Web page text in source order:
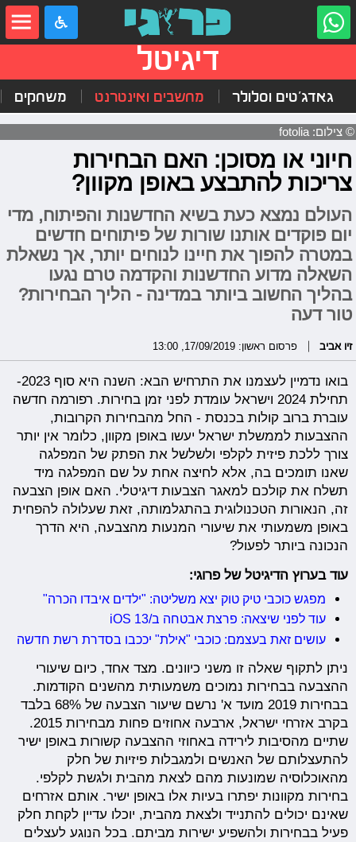
דיגיטל
גאדג'טים וסלולר מחשבים ואינטרנט משחקים
© צילום: fotolia
חיוני או מסוכן: האם הבחירות
צריכות להתבצע באופן מקוון?
העולם נמצא כעת בשיא החדשנות והפיתוח, מדי
יום פוקדים אותנו שורות של פיתוחים חדשים
במטרה להפוך את חיינו לנוחים יותר, אך נשאלת
השאלה מדוע החדשנות והקדמה טרם נגעו
בהליך החשוב ביותר במדינה - הליך הבחירות?
טור דעה
זיו אביב פרסום ראשון: 17/09/2019, 13:00
בואו נדמיין לעצמנו את התרחיש הבא: השנה היא סוף 2023-
תחילת 2024 וישראל עומדת לפני זמן בחירות. רפורמה חדשה
עוברת ברוב קולות בכנסת - החל מהבחירות הקרובות,
ההצבעות לממשלת ישראל יעשו באופן מקוון, כלומר אין יותר
צורך ללכת פיזית לקלפי ולשלשל את הפתק של המפלגה
שאנו תומכים בה, אלא לחיצה אחת על שם המפלגה מיד
תשלח את קולכם למאגר הצבעות דיגיטלי. האם אופן הצבעה
זה, הנאורות הטכנולוגית בהתגלמותה, זאת שעלולה להפחית
באופן משמעותי את שיעורי המנעות מהצבעה, היא הדרך
הנכונה ביותר לפעול?
עוד בערוץ הדיגיטל של פרוגי:
מפגש כוכבי טיק טוק יצא משליטה: "ילדים איבדו הכרה"
עוד לפני שיצאה: פרצת אבטחה ב/iOS 13
עושים זאת בעצמם: כוכבי "אילת" יככבו בסדרת רשת חדשה
ניתן לתקוף שאלה זו משני כיוונים. מצד אחד, כיום שיעורי
ההצבעה בבחירות נמוכים משמעותית מהשנים הקודמות.
בבחירות 2019 מועד א' נרשם שיעור הצבעה של 68% בלבד
בקרב אזרחי ישראל, ארבעה אחוזים פחות מבחירות 2015.
שתיים מהסיבות לירידה באחוזי ההצבעה קשורות באופן ישיר
להתעצלותם של האנשים ולמגבלות פיזיות של חלק
מהאוכלוסיה שמונעות מהם לצאת מהבית ולגשת לקלפי.
בחירות מקוונות יפתרו בעיות אלו באופן ישיר. אותם אזרחים
שאינם יכולים להתנייד ולצאת מהבית, יוכלו עדיין לקחת חלק
פעיל בבחירות ולהשפיע ישירות מביתם. בכל הנוגע לעצלים